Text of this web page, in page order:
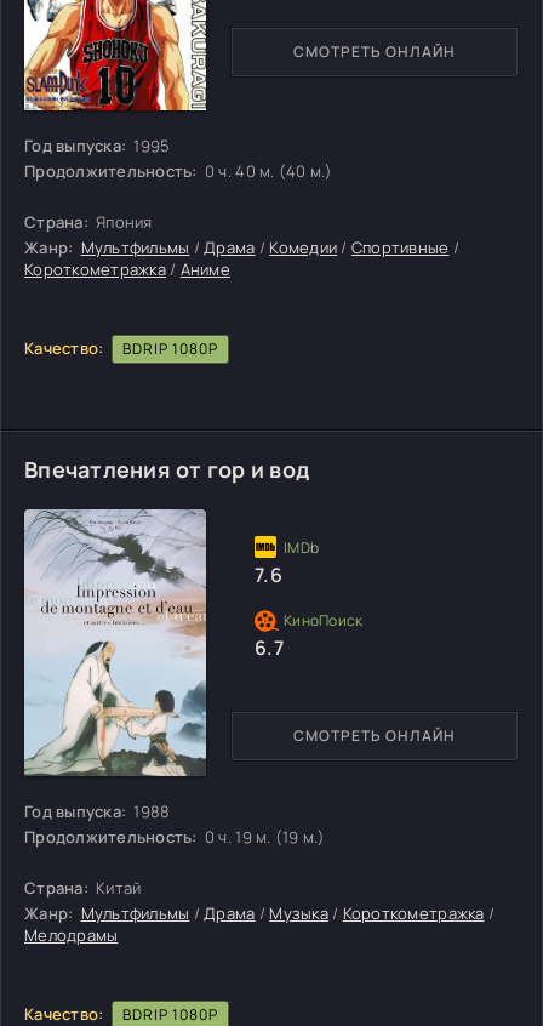
Год выпуска: 1995
Продолжительность: 0 ч. 40 м. (40 м.)
Страна: Япония
Жанр: Мультфильмы /Драма / Комедии / Спортивные /
Короткометражка/ Аниме
Качество: BDRIP 1080P
СМОТРЕТЬ ОНЛАЙН
Впечатления от гор и вод
Год выпуска: 1988
Продолжительность: 0 ч. 19 м. (19 м.)
Страна: Китай
Жанр: Мультфильмы /Драма / Музыка/ Короткометражка /
Мелодрамы
Качество: BDRIP 1080P
СМОТРЕТЬ ОНЛАЙН
7.6
6.7